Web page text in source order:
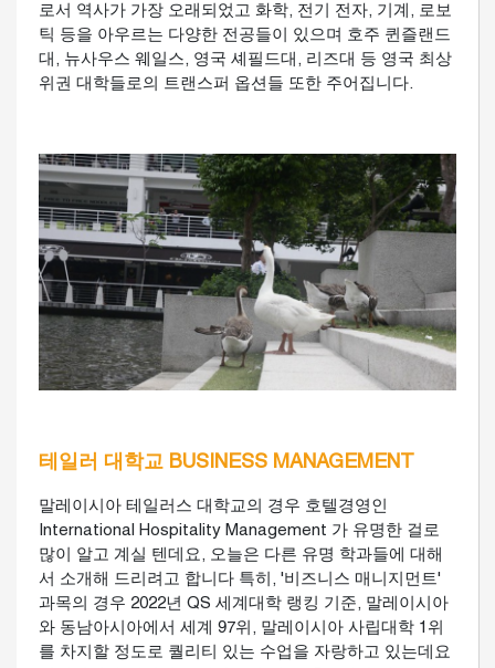
로서 역사가 가장 오래되었고 화학, 전기 전자, 기계, 로보
틱 등을 아우르는 다양한 전공들이 있으며 호주 퀸즐랜드
대, 뉴사우스 웨일스, 영국 셰필드대, 리즈대 등 영국 최상
위권 대학들로의 트랜스퍼 옵션들 또한 주어집니다.
테일러 대학교 BUSINESS MANAGEMENT
말레이시아 테일러스 대학교의 경우 호텔경영인
International Hospitality Management 가 유명한 걸로
많이 알고 계실 텐데요, 오늘은 다른 유명 학과들에 대해
서 소개해 드리려고 합니다 특히, '비즈니스 매니지먼트'
과목의 경우 2022년 QS 세계대학 랭킹 기준, 말레이시아
와 동남아시아에서 세계 97위, 말레이시아 사립대학 1위
를 차지할 정도로 퀄리티 있는 수업을 자랑하고 있는데요